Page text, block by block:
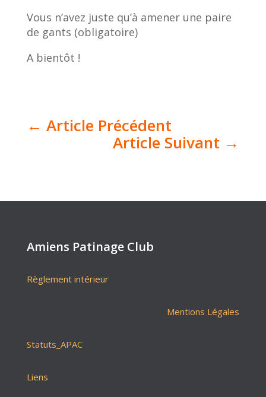
Vous n’avez juste qu’à amener une paire
de gants (obligatoire)
A bientôt !
← Article Précédent
Article Suivant →
Amiens Patinage Club
Règlement intérieur
Mentions Légales
Statuts_APAC
Liens